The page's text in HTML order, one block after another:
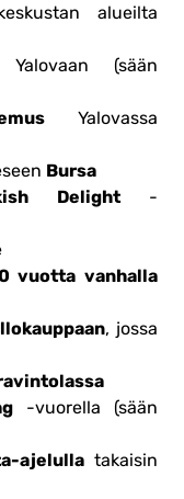
alueilta
Yalovaan (sään
Yalovassa
Bursa
Delight-
vuotta vanhalla
, jossa
-vuorella (sään
ajelullatakaisin